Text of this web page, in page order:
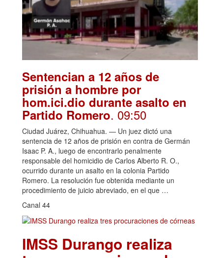
Sentencian a 12 años de
prisión a hombre por
hom.ici.dio durante asalto en
Partido Romero. 09:50
Ciudad Juárez, Chihuahua. — Un juez dictó una
sentencia de 12 años de prisión en contra de Germán
Isaac P. A., luego de encontrarlo penalmente
responsable del homicidio de Carlos Alberto R. O.,
ocurrido durante un asalto en la colonia Partido
Romero. La resolución fue obtenida mediante un
procedimiento de juicio abreviado, en el que …
Canal 44
IMSS Durango realiza